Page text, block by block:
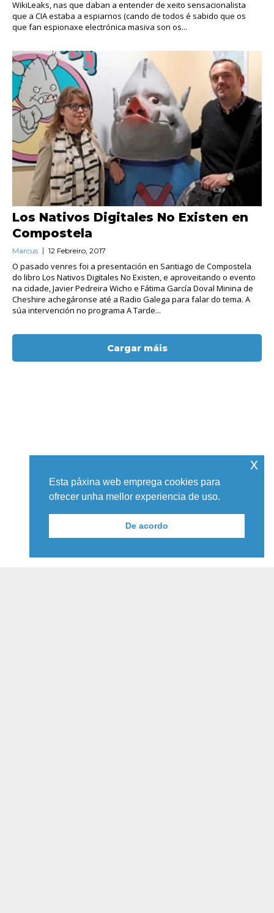
WikiLeaks, nas que daban a entender de xeito sensacionalista
que a CIA estaba a espiarnos (cando de todos é sabido que os
que fan espionaxe electrónica masiva son os...
Los Nativos Digitales No Existen en
Compostela
Marcus 12 Febreiro, 2017
O pasado venres foi a presentación en Santiago de Compostela
do libro Los Nativos Digitales No Existen, e aproveitando o evento
na cidade, Javier Pedreira Wicho e Fátima García Doval Minina de
Cheshire achegáronse até a Radio Galega para falar do tema. A
súa intervención no programa A Tarde...
Cargar máis
Esta páxina web emprega cookies para
ofrecer unha mellor experiencia de uso.
De acordo
x